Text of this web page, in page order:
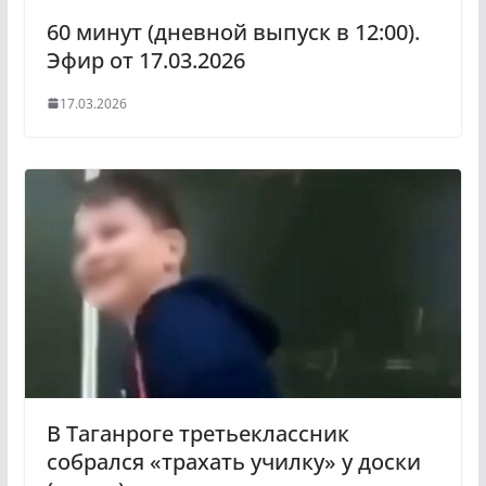
60 минут (дневной выпуск в 12:00).
Эфир от 17.03.2026
17.03.2026
В Таганроге третьеклассник
собрался «трахать училку» у доски